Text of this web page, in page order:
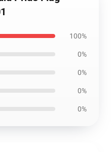
100%
0%
0%
0%
0%